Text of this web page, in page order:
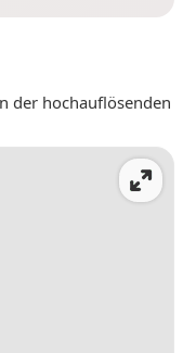
der hochauflösenden